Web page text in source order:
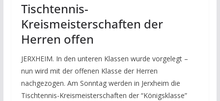
Tischtennis-
Kreismeisterschaften der
Herren offen
JERXHEIM. In den unteren Klassen wurde vorgelegt –
nun wird mit der offenen Klasse der Herren
nachgezogen. Am Sonntag werden in Jerxheim die
Tischtennis-Kreismeisterschaften der “Königsklasse”